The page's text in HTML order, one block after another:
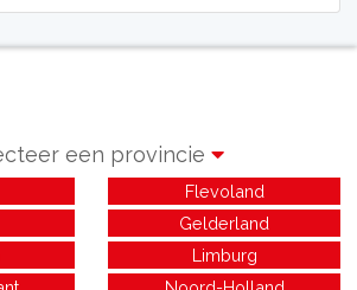
een provincie
Flevoland
Gelderland
Limburg